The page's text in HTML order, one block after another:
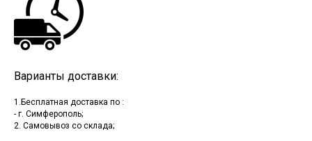
Варианты доставки:
1.Бесплатная доставка по :
- г. Симферополь;
2. Самовывоз со склада;